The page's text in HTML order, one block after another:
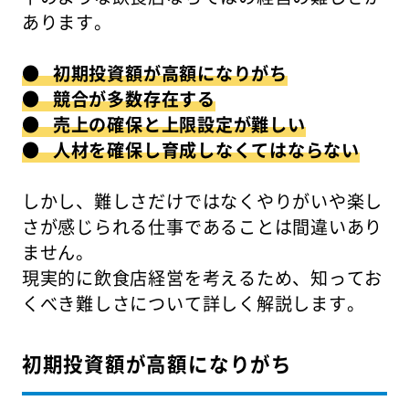
あります。
● 初期投資額が高額になりがち
● 競合が多数存在する
● 売上の確保と上限設定が難しい
● 人材を確保し育成しなくてはならない
しかし、難しさだけではなくやりがいや楽し
さが感じられる仕事であることは間違いあり
ません。
現実的に飲食店経営を考えるため、知ってお
くべき難しさについて詳しく解説します。
初期投資額が高額になりがち